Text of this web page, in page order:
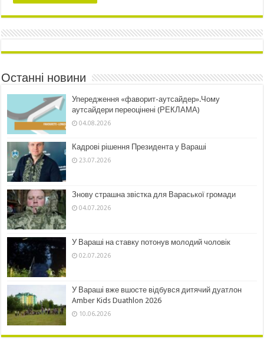
Останні новини
Упередження «фаворит-аутсайдер».Чому
аутсайдери переоцінені (РЕКЛАМА)
04.08.2026
Кадрові рішення Президента у Вараші
23.07.2026
Знову страшна звістка для Вараської громади
04.07.2026
У Вараші на ставку потонув молодий чоловік
02.07.2026
У Вараші вже вшосте відбувся дитячий дуатлон
Amber Kids Duathlon 2026
10.06.2026